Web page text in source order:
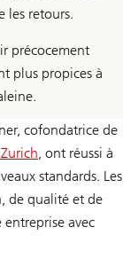
les retours.
précocement
plus propices à
cofondatrice de
, ont réussi à
standards. Les
de qualité et de
avec